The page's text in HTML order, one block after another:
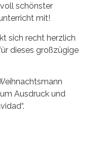
schönster
mit!
sich recht herzlich
dieses großzügige
Ausdruck und